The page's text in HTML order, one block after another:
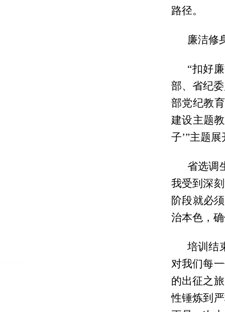
路径。
廉洁修
“扣好
部、省纪
部党纪教
建设主题
子’”主题
省选调
我受到深
阶段就必
治本色，
培训结
对我们每
的出征之
性锤炼到